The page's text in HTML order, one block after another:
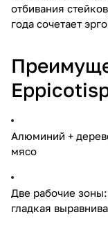
отбивания
года сочетает
Алюминий +
мясо
Две рабочие
гладкая